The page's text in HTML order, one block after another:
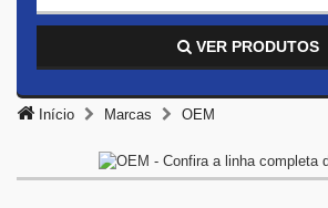
VER PRODUTOS
Início Marcas OEM